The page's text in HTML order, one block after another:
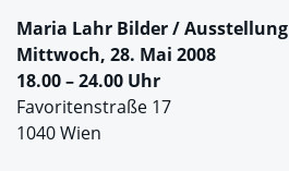
Maria Lahr Bilder / Ausstellung
Mittwoch, 28. Mai 2008
18.00 – 24.00 Uhr
Favoritenstraße 17
1040 Wien